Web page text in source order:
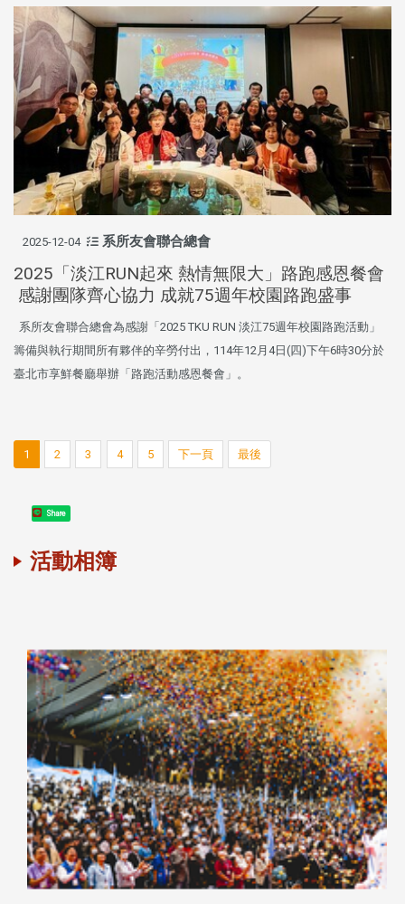
2025-12-04 系所友會聯合總會
2025「淡江RUN起來 熱情無限大」路跑感恩餐會
感謝團隊齊心協力 成就75週年校園路跑盛事
系所友會聯合總會為感謝「2025 TKU RUN 淡江75週年校園路跑活動」
籌備與執行期間所有夥伴的辛勞付出，114年12月4日(四)下午6時30分於
臺北市享鮮餐廳舉辦「路跑活動感恩餐會」。
1 2 3 4 5 下一頁 最後
Share
活動相簿